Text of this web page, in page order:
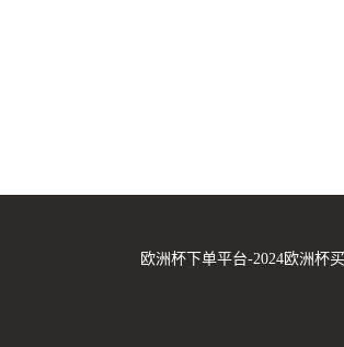
欧洲杯下单平台-2024欧洲杯